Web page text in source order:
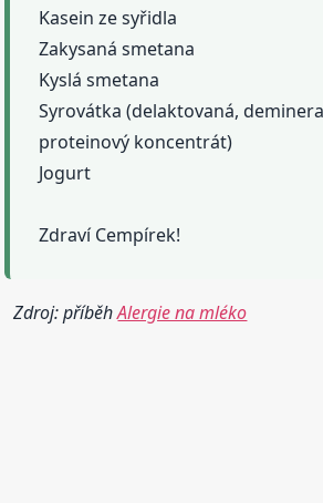
Kasein ze syřidla
Zakysaná smetana
Kyslá smetana
Syrovátka (delaktovaná,
proteinový koncentrát)
Jogurt
Zdraví Cempírek!
Zdroj: příběhAlergie na mléko